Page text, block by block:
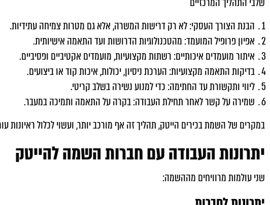
הבנת הצורך העסקי: לא רק דרישות המשרה, אלא גם מטרות צמיחה עתידיות.
אפיון פרופיל המועמד: מהטכנולוגיות הדרושות ועד התאמה אישיותית.
איתור מועמדים איכותיים: רשתות מקצועיות, מועמדים אקטיביים ופסיביים.
בדיקות התאמה מקצועיות: הערכת ניסיון, יכולות, איכות קוד או ביצועים.
ליווי ותקשורת עד החתימה: כדי למנוע נשירה בשלב קריטי.
שמירה על קשר לאחר תחילת העבודה: בקרה על התאמה ותמיכה במעבר.
במקרים של השמת בכירים הייטק, תהליך זה אף מורכב יותר, ועשוי לכלול ראיונות
יתרונות העבודה עם חברות השמה להייטק
שני עולמות מרוויחים מההשמה: